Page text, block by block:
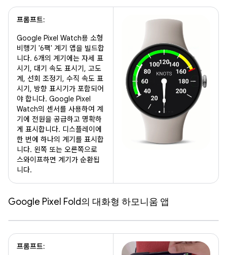
프롬프트:
Google Pixel Watch용 소형
비행기 '6팩' 계기 앱을 빌드합
니다. 6개의 계기에는 자세 표
시기, 대기 속도 표시기, 고도
계, 선회 조정기, 수직 속도 표
시기, 방향 표시기가 포함되어
야 합니다. Google Pixel
Watch의 센서를 사용하여 계
기에 전원을 공급하고 명확하
게 표시합니다. 디스플레이에
한 번에 하나의 계기를 표시합
니다. 왼쪽 또는 오른쪽으로
스와이프하면 계기가 순환됩
니다.
Google Pixel Fold의 대화형 하모니움 앱
프롬프트: